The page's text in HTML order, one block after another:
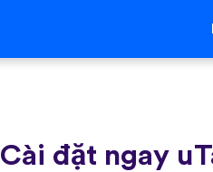
Cài đặt ngay